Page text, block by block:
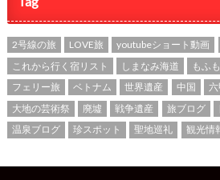
2号線の旅 LOVE旅 youtubeショート動画
これから行く宿リスト
しまなみ海道 もふ
フェリー旅
ベトナム 世界遺産 中国
大地の芸術祭
廃墟 戦争遺産 旅ブログ
温泉ブログ
珍スポット 聖地巡礼 観光情